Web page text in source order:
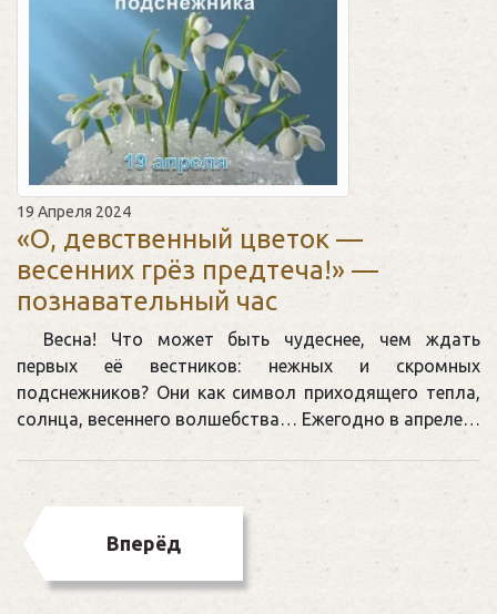
19 Апреля 2024
«О, девственный цветок —
весенних грёз предтеча!» —
познавательный час
Весна! Что может быть чудеснее, чем ждать
первых её вестников: нежных и скромных
подснежников? Они как символ приходящего тепла,
солнца, весеннего волшебства… Ежегодно в апреле…
Вперёд